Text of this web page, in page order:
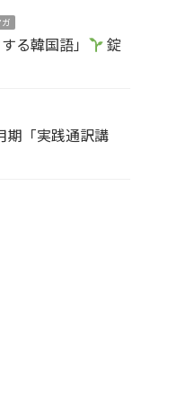
る韓国語」
錠
期「実践通訳講